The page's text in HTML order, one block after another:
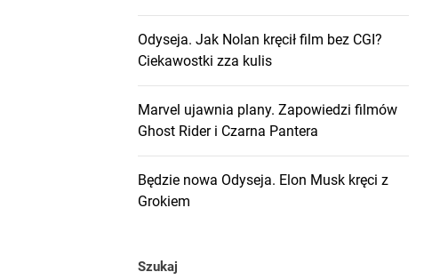
Odyseja. Jak Nolan kręcił film bez CGI?
Ciekawostki zza kulis
Marvel ujawnia plany. Zapowiedzi filmów
Ghost Rider i Czarna Pantera
Będzie nowa Odyseja. Elon Musk kręci z
Grokiem
Szukaj